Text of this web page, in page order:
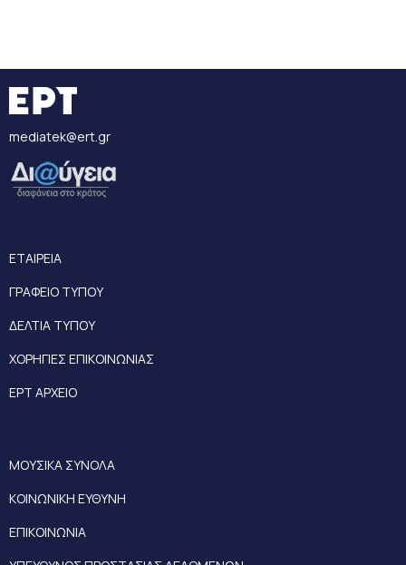
mediatek@ert.gr
ΕΤΑΙΡΕΙΑ
ΓΡΑΦΕΙΟ ΤΥΠΟΥ
ΔΕΛΤΙΑ ΤΥΠΟΥ
ΧΟΡΗΓΙΕΣ ΕΠΙΚΟΙΝΩΝΙΑΣ
ΕΡΤ ΑΡΧΕΙΟ
ΜΟΥΣΙΚΑ ΣΥΝΟΛΑ
ΚΟΙΝΩΝΙΚΗ ΕΥΘΥΝΗ
ΕΠΙΚΟΙΝΩΝΙΑ